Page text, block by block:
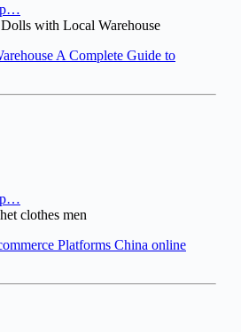
Dolls with Local Warehouse
A Complete Guide to
clothes men
Platforms China online